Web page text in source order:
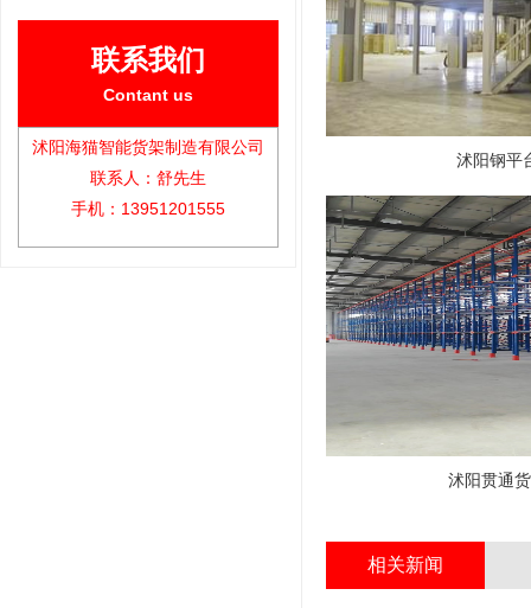
联系我们
Contant us
沭阳海猫智能货架制造有限公司
联系人：舒先生
手机：13951201555
沭阳钢平
沭阳贯通
相关新闻